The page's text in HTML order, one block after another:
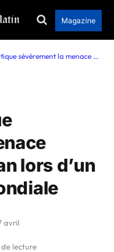
Magazine
menace Trump contre l’Iran lors d’un appel à la paix mondiale
lors d’un
avril
de lecture